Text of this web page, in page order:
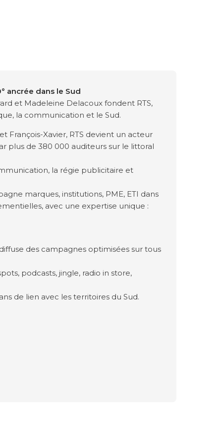
ancrée dans le Sud
et Madeleine Delacoux fondent RTS,
la communication et le Sud.
François-Xavier, RTS devient un acteur
plus de 380 000 auditeurs sur le littoral
la régie publicitaire et
marques, institutions, PME, ETI dans
avec une expertise unique :
des campagnes optimisées sur tous
podcasts, jingle, radio in store,
de lien avec les territoires du Sud.